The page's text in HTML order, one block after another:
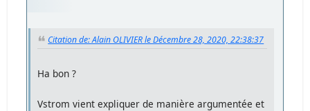
Citation de: Alain OLIVIER le Décembre 28, 2020, 22:38:37
Ha bon ?
Vstrom vient expliquer de manière argumentée et